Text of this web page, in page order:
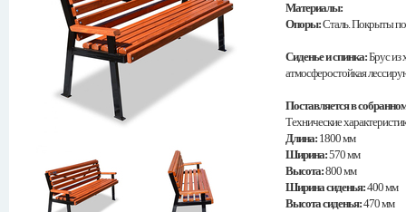
Материалы:
Опоры:Сталь. Покрыты
Сиденье и спинка:Брус из
атмосферостойкая
Поставляется в
Технические
Длина: 1800 мм
Ширина:570 мм
Высота:800 мм
Ширина сиденья:400 мм
Высота сиденья:470 мм